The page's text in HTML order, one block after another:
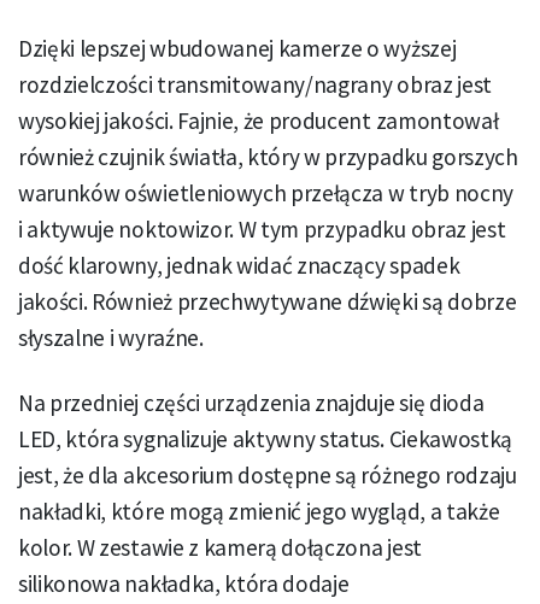
Dzięki lepszej wbudowanej kamerze o wyższej
rozdzielczości transmitowany/nagrany obraz jest
wysokiej jakości. Fajnie, że producent zamontował
również czujnik światła, który w przypadku gorszych
warunków oświetleniowych przełącza w tryb nocny
i aktywuje noktowizor. W tym przypadku obraz jest
dość klarowny, jednak widać znaczący spadek
jakości. Również przechwytywane dźwięki są dobrze
słyszalne i wyraźne.
Na przedniej części urządzenia znajduje się dioda
LED, która sygnalizuje aktywny status. Ciekawostką
jest, że dla akcesorium dostępne są różnego rodzaju
nakładki, które mogą zmienić jego wygląd, a także
kolor. W zestawie z kamerą dołączona jest
silikonowa nakładka, która dodaje